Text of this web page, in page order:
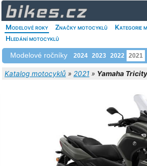
Modelové roky Značky motocyklů Kategorie
Hledání motocyklů
Modelové ročníky 2024 2023 2022 2021
Katalog motocyklů » 2021 » Yamaha